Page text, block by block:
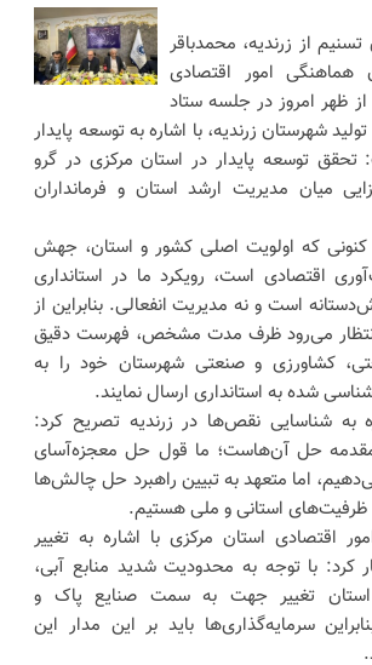
از زرندیه، محمدباقر
هماهنگی امور اقتصادی
ظهر امروز در جلسه ستاد
شهرستان زرندیه، با اشاره به توسعه پایدار
توسعه پایدار در استان مرکزی در گرو
میان مدیریت ارشد استان و فرمانداران
کنونی که اولویت اصلی کشور و استان، جهش
اقتصادی است، رویکرد ما در استانداری
است و نه مدیریت انفعالی. بنابراین از
انتظار می‌رود ظرف مدت مشخص، فهرست دقیق
کشاورزی و صنعتی شهرستان خود را به
شده به استانداری ارسال نمایند.
به شناسایی نقص‌ها در زرندیه تصریح کرد:
حل آن‌هاست؛ ما قول حل معجزه‌آسای
اما متعهد به تبیین راهبرد حل چالش‌ها
ظرفیت‌های استانی و ملی هستیم.
اقتصادی استان مرکزی با اشاره به تغییر
کرد: با توجه به محدودیت شدید منابع آبی،
تغییر جهت به سمت صنایع پاک و
سرمایه‌گذاری‌ها باید بر این مدار این